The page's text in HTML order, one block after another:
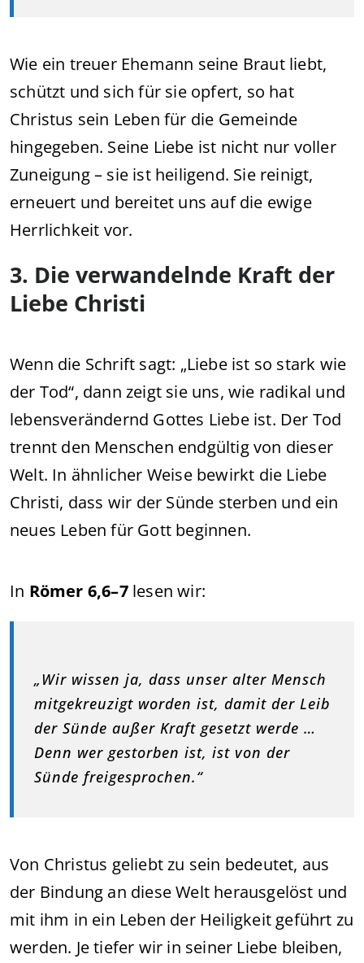
Wie ein treuer Ehemann seine Braut liebt,
schützt und sich für sie opfert, so hat
Christus sein Leben für die Gemeinde
hingegeben. Seine Liebe ist nicht nur voller
Zuneigung – sie ist heiligend. Sie reinigt,
erneuert und bereitet uns auf die ewige
Herrlichkeit vor.
3. Die verwandelnde Kraft der
Liebe Christi
Wenn die Schrift sagt: „Liebe ist so stark wie
der Tod“, dann zeigt sie uns, wie radikal und
lebensverändernd Gottes Liebe ist. Der Tod
trennt den Menschen endgültig von dieser
Welt. In ähnlicher Weise bewirkt die Liebe
Christi, dass wir der Sünde sterben und ein
neues Leben für Gott beginnen.
In Römer 6,6–7lesen wir:
„Wir wissen ja, dass unser alter Mensch
mitgekreuzigt worden ist, damit der Leib
der Sünde außer Kraft gesetzt werde …
Denn wer gestorben ist, ist von der
Sünde freigesprochen.“
Von Christus geliebt zu sein bedeutet, aus
der Bindung an diese Welt herausgelöst und
mit ihm in ein Leben der Heiligkeit geführt zu
werden. Je tiefer wir in seiner Liebe bleiben,